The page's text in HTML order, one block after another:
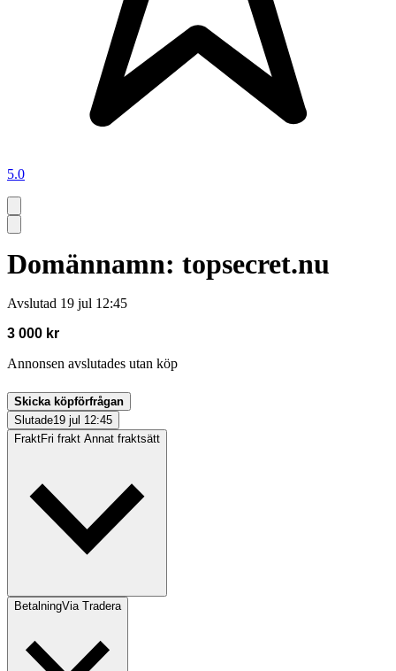
5.0
Domännamn: topsecret.nu
Avslutad 19 jul 12:45
3 000 kr
Annonsen avslutades utan köp
Skicka köpförfrågan
Slutade19 jul 12:45
FraktFri frakt Annat fraktsätt
BetalningVia Tradera